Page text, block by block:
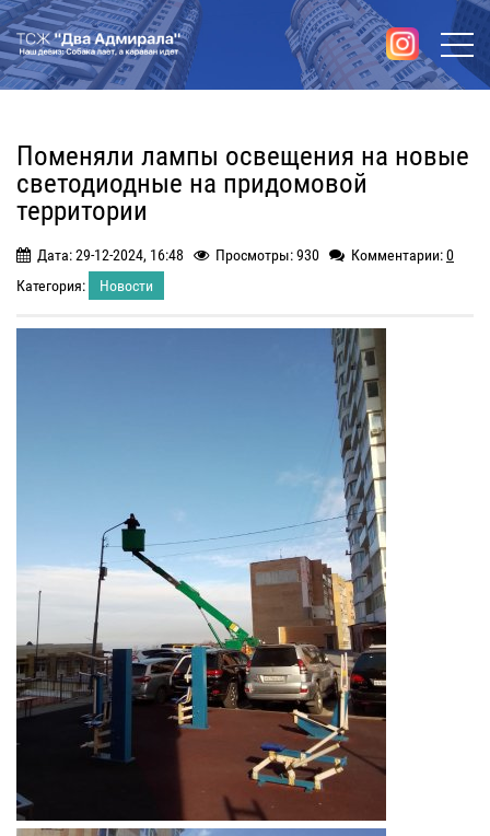
Поменяли лампы освещения на новые
светодиодные на придомовой
территории
Дата: 29-12-2024, 16:48 Просмотры: 930 Комментарии:0
Категория:
Новости